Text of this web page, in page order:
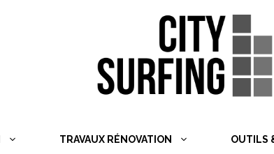
TRAVAUX RÉNOVATION OUTILS